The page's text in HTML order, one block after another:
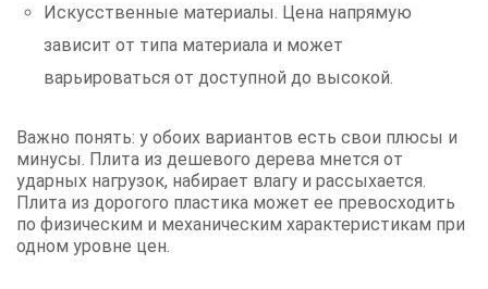
Искусственные материалы. Цена напрямую
зависит от типа материала и может
варьироваться от доступной до высокой.
Важно понять: у обоих вариантов есть свои плюсы и
минусы. Плита из дешевого дерева мнется от
ударных нагрузок, набирает влагу и рассыхается.
Плита из дорогого пластика может ее превосходить
по физическим и механическим характеристикам при
одном уровне цен.